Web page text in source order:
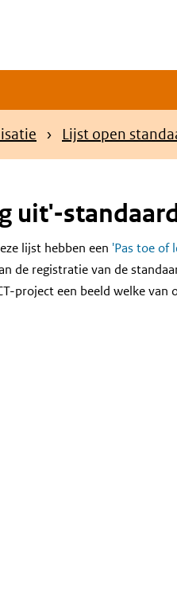
Lijst open
uit'-
lijst hebben een 'Pas toe of
de registratie van de
project een beeld welke